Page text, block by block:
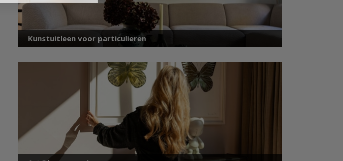
Kunstuitleen voor particulieren